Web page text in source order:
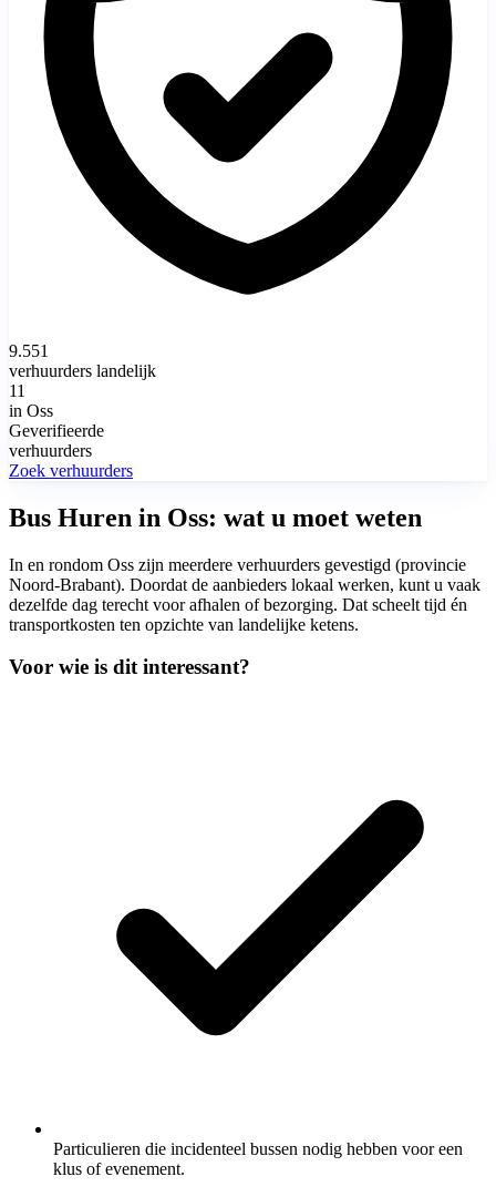
9.551
verhuurders landelijk
11
in Oss
Geverifieerde
verhuurders
Zoek verhuurders
Bus Huren in Oss: wat u moet weten
In en rondom Oss zijn meerdere verhuurders gevestigd (provincie
Noord-Brabant). Doordat de aanbieders lokaal werken, kunt u vaak
dezelfde dag terecht voor afhalen of bezorging. Dat scheelt tijd én
transportkosten ten opzichte van landelijke ketens.
Voor wie is dit interessant?
Particulieren die incidenteel bussen nodig hebben voor een
klus of evenement.